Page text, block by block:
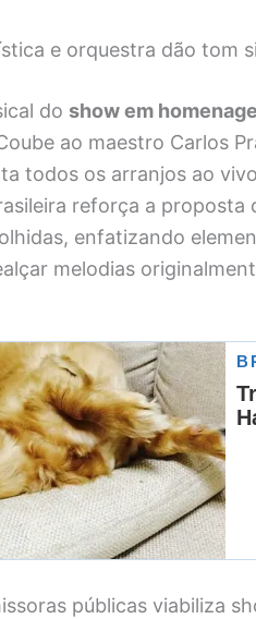
e orquestra dão tom
do show em
ao maestro Carlos
todos os arranjos ao
reforça a proposta
enfatizando
melodias
públicas viabiliza